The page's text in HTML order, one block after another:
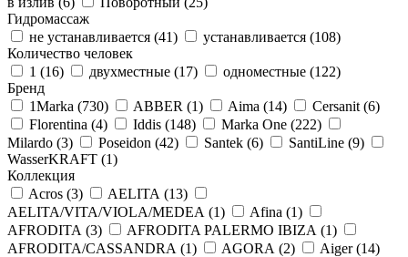
Гидромассаж
не устанавливается (41) устанавливается (108)
Количество человек
1 (16) двухместные (17) одноместные (122)
Бренд
1Marka (730) ABBER (1) Aima (14) Cersanit (6)
Florentina (4) Iddis (148) Marka One (222)
Milardo (3) Poseidon (42) Santek (6) SantiLine (9)
WasserKRAFT (1)
Коллекция
Acros (3) AELITA (13)
AELITA/VITA/VIOLA/MEDEA (1) Afina (1)
AFRODITA (3) AFRODITA PALERMO IBIZA (1)
AFRODITA/CASSANDRA (1) AGORA (2) Aiger (14)